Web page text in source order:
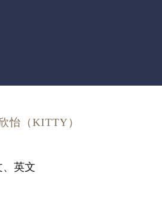
怡（KITTY）
英文